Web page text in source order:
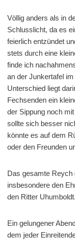
Völlig anders als in
Schlusslicht, da es
feierlich entzündet
stets durch eine
finde ich
an der Junkertafel
Unterschied liegt
Fechsenden ein
der Sippung noch
sollte sich besser
könnte es auf dem
oder den Freunden
Das gesamte Reych
insbesondere den
den Ritter Uhumboldt.
Ein gelungener
dem jeder